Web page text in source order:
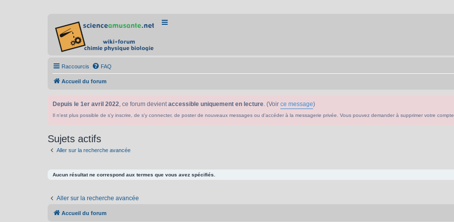
Raccourcis FAQ
Accueil du forum
Depuis le 1er avril 2022, ce forum devientaccessible uniquement en lecture. (Voir ce message)
Il n'est plus possible de s'y inscrire, de s'y connecter, de poster de nouveaux messages ou d'accéder à la messagerie privée. Vous pouvez demander à supprimer votre compte
Sujets actifs
Aller sur la recherche avancée
Aucun résultat ne correspond aux termes que vous avez spécifiés.
Aller sur la recherche avancée
Accueil du forum